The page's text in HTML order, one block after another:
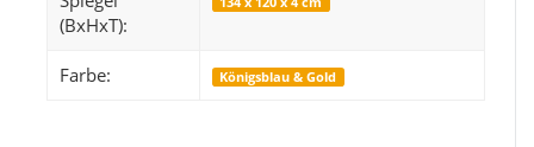
(BxHxT):
Farbe: Königsblau & Gold